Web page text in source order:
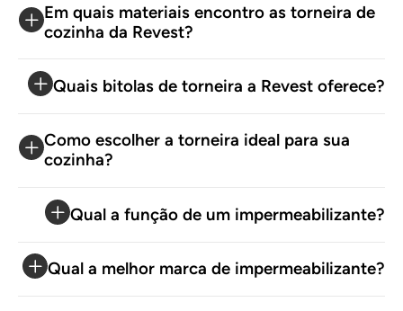
Em quais materiais encontro as torneira de
cozinha da Revest?
Quais bitolas de torneira a Revest oferece?
Como escolher a torneira ideal para sua
cozinha?
Qual a função de um impermeabilizante?
Qual a melhor marca de impermeabilizante?